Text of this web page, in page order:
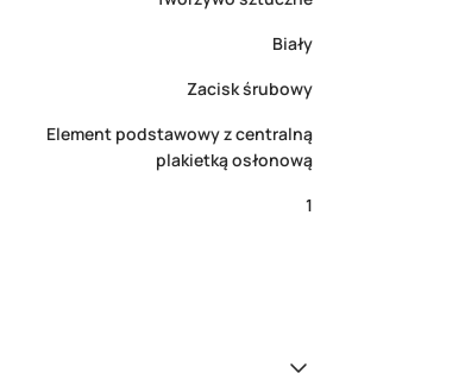
Biały
Zacisk śrubowy
Element podstawowy z centralną
plakietką osłonową
1